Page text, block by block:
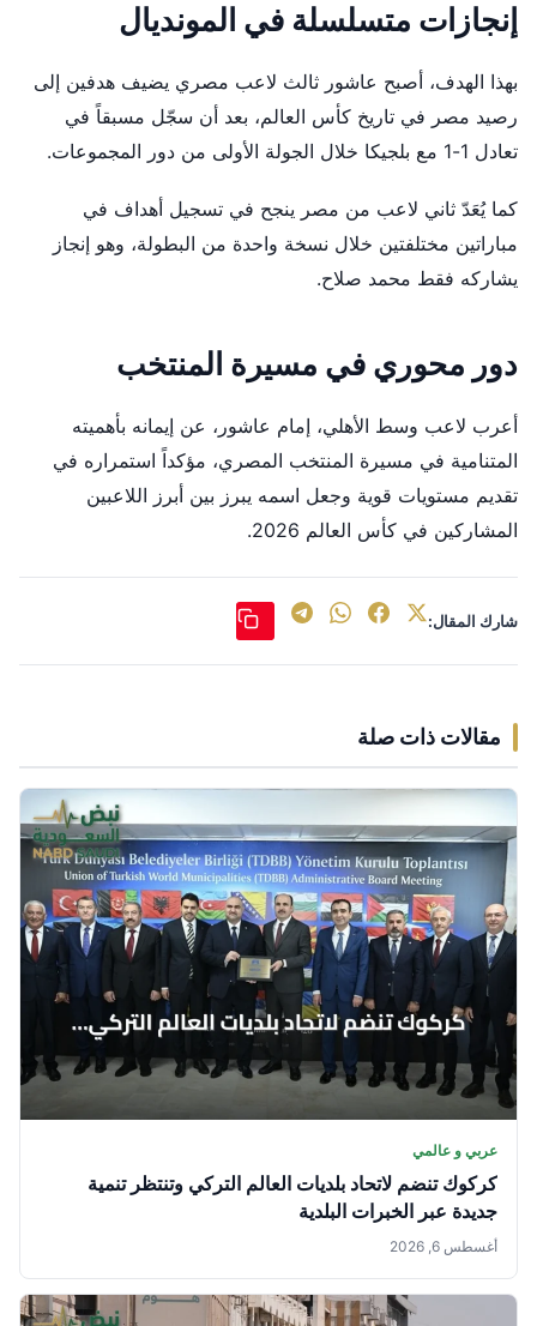
إنجازات متسلسلة في المونديال
بهذا الهدف، أصبح عاشور ثالث لاعب مصري يضيف هدفين إلى
رصيد مصر في تاريخ كأس العالم، بعد أن سجّل مسبقاً في
تعادل 1-1 مع بلجيكا خلال الجولة الأولى من دور المجموعات.
كما يُعَدّ ثاني لاعب من مصر ينجح في تسجيل أهداف في
مباراتين مختلفتين خلال نسخة واحدة من البطولة، وهو إنجاز
يشاركه فقط محمد صلاح.
دور محوري في مسيرة المنتخب
أعرب لاعب وسط الأهلي، إمام عاشور، عن إيمانه بأهميته
المتنامية في مسيرة المنتخب المصري، مؤكداً استمراره في
تقديم مستويات قوية وجعل اسمه يبرز بين أبرز اللاعبين
المشاركين في كأس العالم 2026.
شارك المقال:
مقالات ذات صلة
عربي و عالمي
كركوك تنضم لاتحاد بلديات العالم التركي وتنتظر تنمية
جديدة عبر الخبرات البلدية
أغسطس 6, 2026